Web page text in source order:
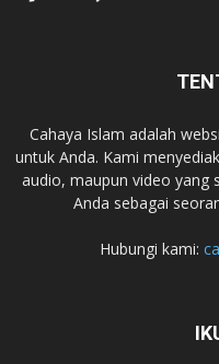
Cahaya Islam adalah
untuk Anda. Kami
audio, maupun video yang
Anda sebagai
Hubungi kami: